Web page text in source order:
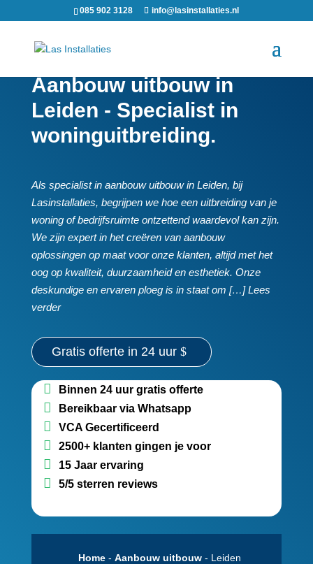
085 902 3128 info@lasinstallaties.nl
Aanbouw uitbouw in
Leiden - Specialist in
woninguitbreiding.
Als specialist in aanbouw uitbouw in Leiden, bij
Lasinstallaties, begrijpen we hoe een uitbreiding van je
woning of bedrijfsruimte ontzettend waardevol kan zijn.​
We zijn expert in het creëren van aanbouw
oplossingen op maat voor onze klanten, altijd met het
oog op kwaliteit, duurzaamheid en esthetiek.​ Onze
deskundige en ervaren ploeg is in staat om […] Lees
verder
Gratis offerte in 24 uur
Binnen 24 uur gratis offerte
Bereikbaar via Whatsapp
VCA Gecertificeerd
2500+ klanten gingen je voor
15 Jaar ervaring
5/5 sterren reviews
Home -Aanbouw uitbouw - Leiden